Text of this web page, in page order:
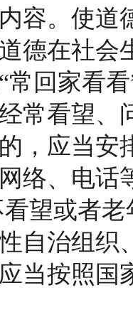
容。使道
德在社会
常回家看
常看望、
，应当安
络、电话
望或者
自治组织
当按照国